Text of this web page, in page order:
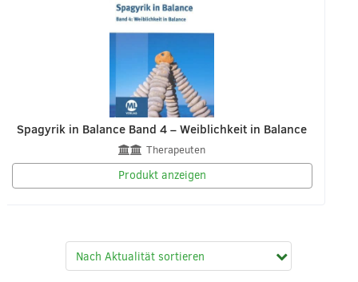
Spagyrik in Balance Band 4 – Weiblichkeit in Balance
Therapeuten
Produkt anzeigen